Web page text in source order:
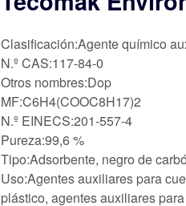
Clasificación:Agente químico
N.º CAS:117-84-0
Otros nombres:Dop
MF:C6H4(COOC8H17)2
N.º EINECS:201-557-4
Pureza:99,6 %
Tipo:Adsorbente, negro de
Uso:Agentes auxiliares para
plástico, agentes auxiliares